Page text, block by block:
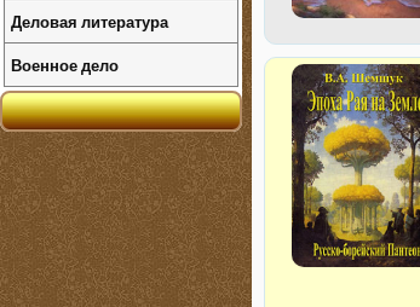
Деловая литература
Военное дело